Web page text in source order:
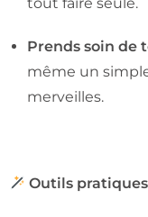
Prends soin de
même un
merveilles.
Outils